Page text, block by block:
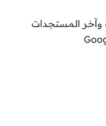
وآخر المستجدات